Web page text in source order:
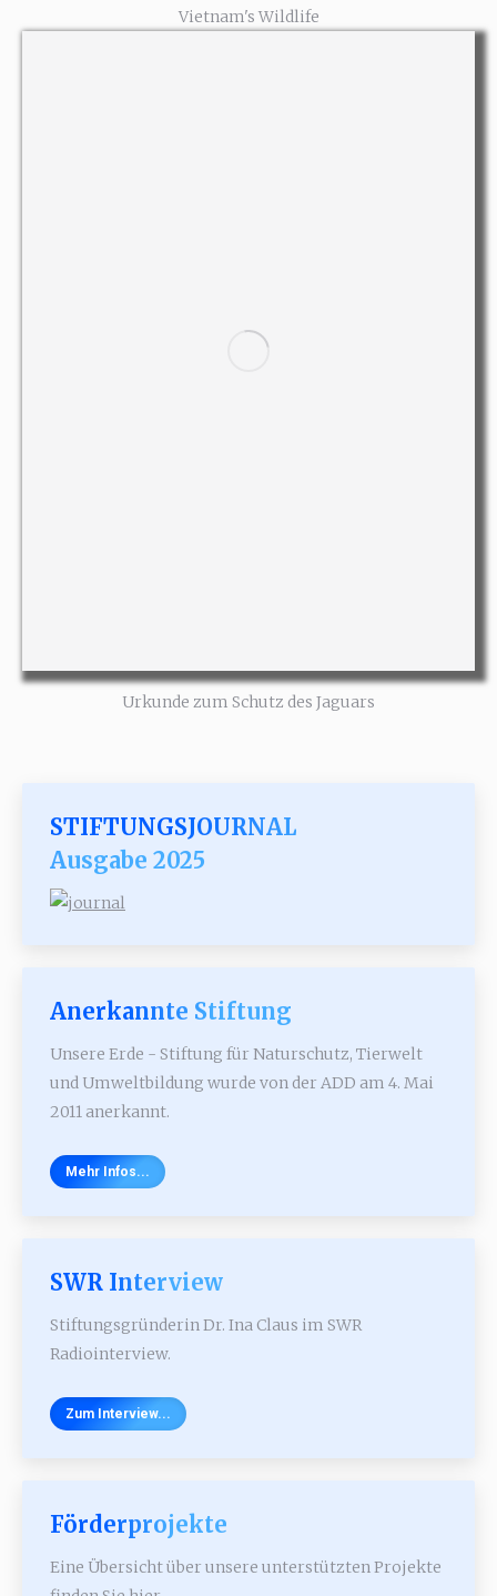
Vietnam's Wildlife
Urkunde zum Schutz des Jaguars
STIFTUNGSJOURNAL
Ausgabe 2025
Anerkannte Stiftung
Unsere Erde - Stiftung für Naturschutz, Tierwelt
und Umweltbildung wurde von der ADD am 4. Mai
2011 anerkannt.
Mehr Infos...
SWR Interview
Stiftungsgründerin Dr. Ina Claus im SWR
Radiointerview.
Zum Interview...
Förderprojekte
Eine Übersicht über unsere unterstützten Projekte